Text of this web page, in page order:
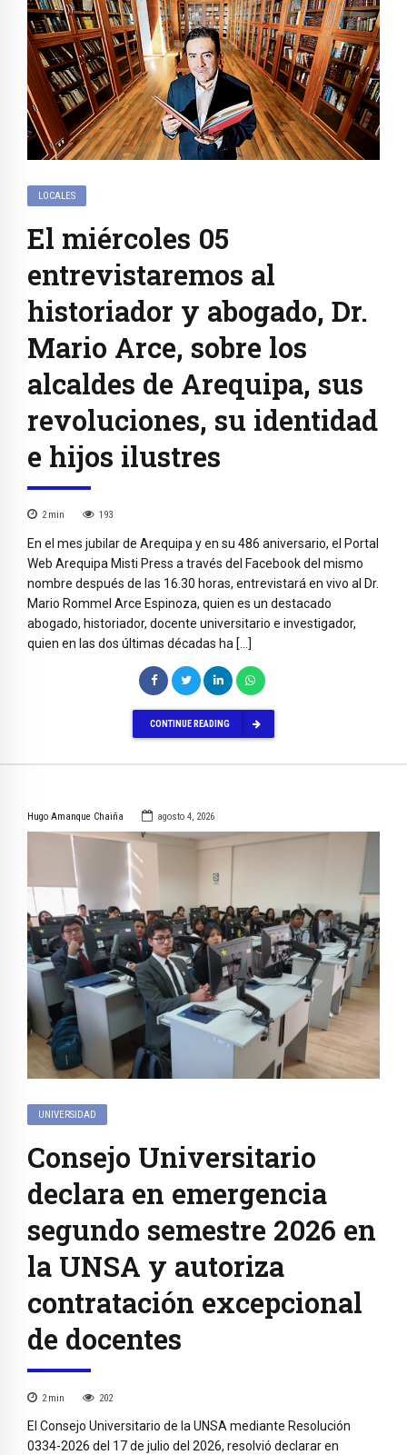
LOCALES
El miércoles 05
entrevistaremos al
historiador y abogado, Dr.
Mario Arce, sobre los
alcaldes de Arequipa, sus
revoluciones, su identidad
e hijos ilustres
2 min 193
En el mes jubilar de Arequipa y en su 486 aniversario, el Portal
Web Arequipa Misti Press a través del Facebook del mismo
nombre después de las 16.30 horas, entrevistará en vivo al Dr.
Mario Rommel Arce Espinoza, quien es un destacado
abogado, historiador, docente universitario e investigador,
quien en las dos últimas décadas ha […]
CONTINUE READING
Hugo Amanque Chaiña agosto 4, 2026
UNIVERSIDAD
Consejo Universitario
declara en emergencia
segundo semestre 2026 en
la UNSA y autoriza
contratación excepcional
de docentes
2 min 202
El Consejo Universitario de la UNSA mediante Resolución
0334-2026 del 17 de julio del 2026, resolvió declarar en